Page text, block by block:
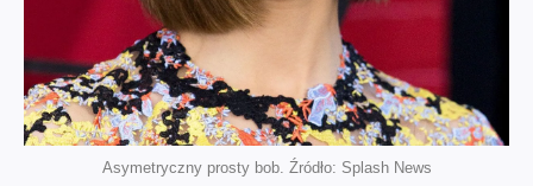
Asymetryczny prosty bob. Źródło: Splash News